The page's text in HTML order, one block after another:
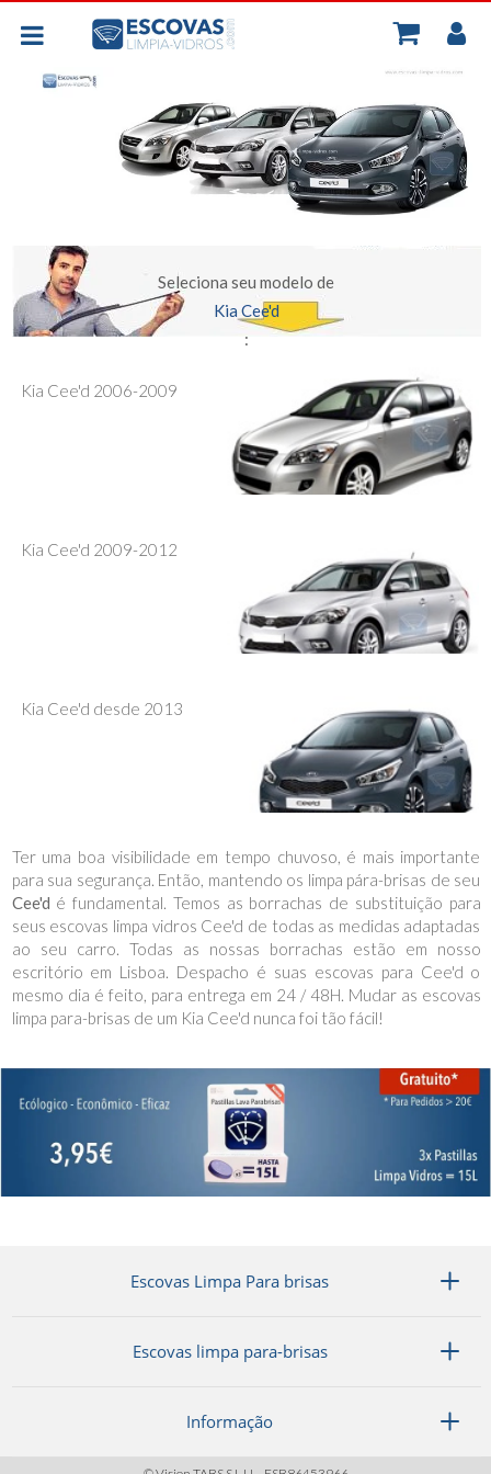
BORRACHAS UNIVERSAIS
PLANAS - FLEXIVEIS
Seleciona seu modelo de
Kia Cee'd
:
Kia Cee'd 2006-2009
Kia Cee'd 2009-2012
Kia Cee'd desde 2013
Ter uma boa visibilidade em tempo chuvoso, é mais importante
para sua segurança. Então, mantendo os limpa pára-brisas de seu
Cee'd é fundamental. Temos as borrachas de substituição para
seus escovas limpa vidros Cee'd de todas as medidas adaptadas
ao seu carro. Todas as nossas borrachas estão em nosso
escritório em Lisboa. Despacho é suas escovas para Cee'd o
mesmo dia é feito, para entrega em 24 / 48H. Mudar as escovas
limpa para-brisas de um Kia Cee'd nunca foi tão fácil!
Escovas Limpa Para brisas
Escovas limpa para-brisas
Informação